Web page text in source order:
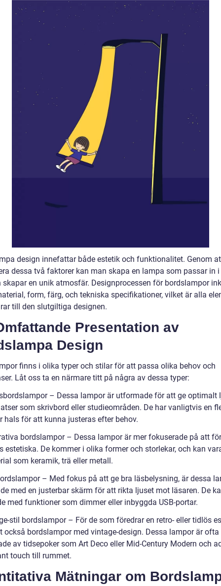
design innefattar både estetik och funktionalitet. Genom
dessa två faktorer kan man skapa en lampa som passar in i
skapar en unik atmosfär. Designprocessen för bordslampor
form, färg, och tekniska specifikationer, vilket är alla
till den slutgiltiga designen.
Presentation av
Design
finns i olika typer och stilar för att passa olika behov och
Låt oss ta en närmare titt på några av dessa typer:
– Dessa lampor är utformade för att ge optimalt
som skrivbord eller studieområden. De har vanligtvis en
hals för att kunna justeras efter behov.
bordslampor – Dessa lampor är mer fokuserade på att
estetiska. De kommer i olika former och storlekar, och kan
som keramik, trä eller metall.
– Med fokus på att ge bra läsbelysning, är dessa
med en justerbar skärm för att rikta ljuset mot läsaren. De
med funktioner som dimmer eller inbyggda USB-portar.
stil bordslampor – För de som föredrar en retro- eller tidlös
också bordslampor med vintage-design. Dessa lampor är ofta
av tidsepoker som Art Deco eller Mid-Century Modern och
touch till rummet.
Mätningar om